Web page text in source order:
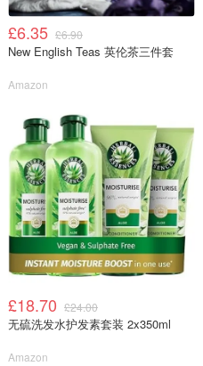
£6.35 £6.90
New English Teas 英伦茶三件套
Amazon
£18.70 £24.00
无硫洗发水护发素套装 2x350ml
Amazon